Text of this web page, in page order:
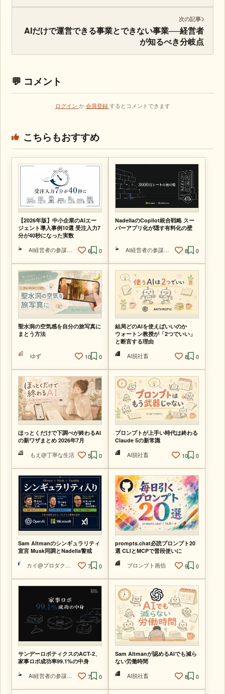
次の記事
AIだけで運営できる事業とできない事業──経営者
が知るべき分岐点
💬 コメント
ログイン か 会員登録 するとコメントできます
こちらもおすすめ
【2026年版】中小企業のAIエー
ジェント導入事例10選 受注入力7
分が40秒になった実数
6 0
NadellaのCopilot統合戦略 スー
パーアプリ化が隠す有料化の壁
8 0
聖水洞の空気感を自分の旅写真に
まとう方法
ゆず 10 0
結局どのAIを使えばいいのか
ウォートン教授が「2つでいい」
と断言する理由
AI脱社畜
8 0
ほっとくだけで下調べが終わるAI
の新ワザまとめ 2026年7月
もえ@丁寧な生活
5 0
プロンプトが上手い時代は終わる
Claude 5の新常識
AI脱社畜
10 0
Sam Altmanのシンギュラリティ
宣言 Musk同調とNadella警戒
7 0
prompts.chat必読プロンプト20
選 CLIとMCPで普段使いに
プロンプト画伯
9 0
サンデーロボティクスのACT-2、
家事ロボ成功率99.1%の中身
7 0
Sam Altmanが認めるAIでも減ら
ない労働時間
AI脱社畜
8 0